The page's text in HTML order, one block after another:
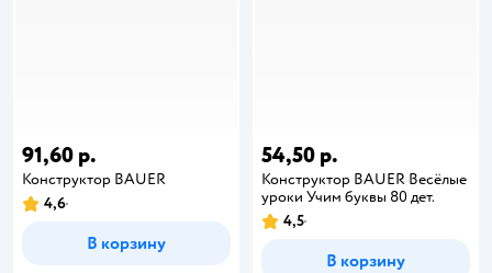
91,60 р.
Конструктор BAUER
4,6
В корзину
54,50 р.
Конструктор BAUER Весёлые
уроки Учим буквы 80 дет.
4,5
В корзину